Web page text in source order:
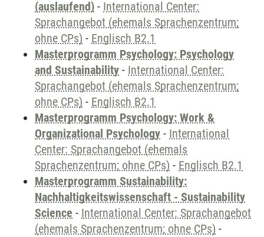
(auslaufend) - International Center:
Sprachangebot (ehemals Sprachenzentrum;
ohne CPs) - Englisch B2.1
Masterprogramm Psychology: Psychology
and Sustainability - International Center:
Sprachangebot (ehemals Sprachenzentrum;
ohne CPs) - Englisch B2.1
Masterprogramm Psychology: Work &
Organizational Psychology - International
Center: Sprachangebot (ehemals
Sprachenzentrum; ohne CPs) - Englisch B2.1
Masterprogramm Sustainability:
Nachhaltigkeitswissenschaft - Sustainability
Science - International Center: Sprachangebot
(ehemals Sprachenzentrum; ohne CPs) -